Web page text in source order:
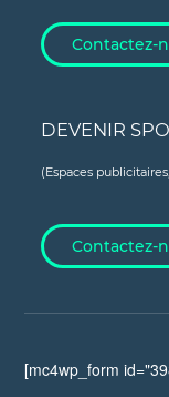
Contactez-
DEVENIR
(Espaces
Contactez-
[mc4wp_form